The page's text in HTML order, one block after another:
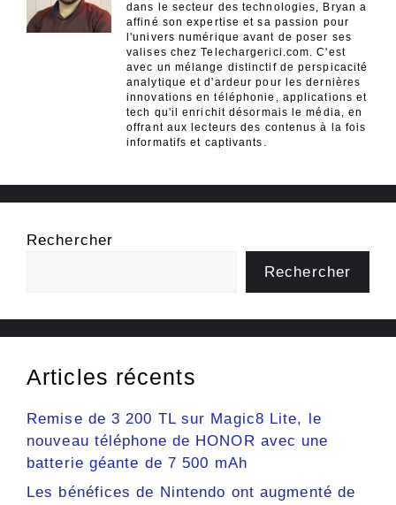
dans le secteur des technologies, Bryan a
affiné son expertise et sa passion pour
l'univers numérique avant de poser ses
valises chez Telechargerici.com. C'est
avec un mélange distinctif de perspicacité
analytique et d'ardeur pour les dernières
innovations en téléphonie, applications et
tech qu'il enrichit désormais le média, en
offrant aux lecteurs des contenus à la fois
informatifs et captivants.
Rechercher
Rechercher
Articles récents
Remise de 3 200 TL sur Magic8 Lite, le
nouveau téléphone de HONOR avec une
batterie géante de 7 500 mAh
Les bénéfices de Nintendo ont augmenté de